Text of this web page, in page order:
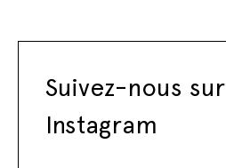
Suivez-nous sur
Instagram